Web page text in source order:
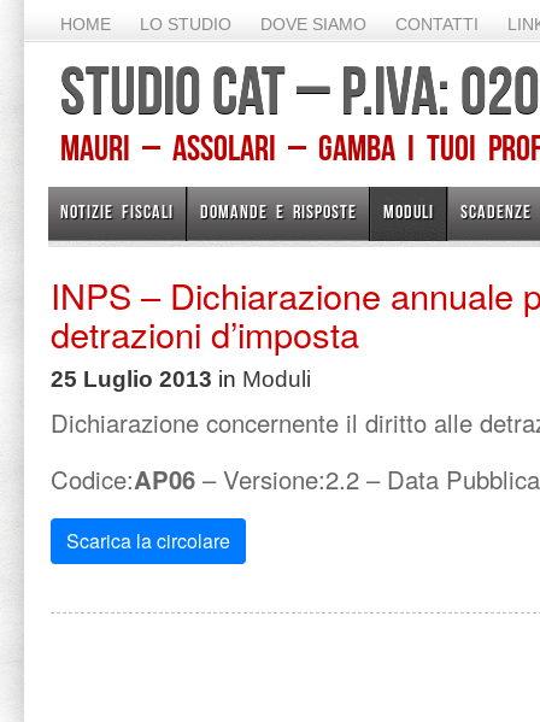
HOME LO STUDIO DOVE SIAMO CONTATTI
STUDIO CAT – P.IVA:
Mauri – Assolari – Gamba I TUOI
NOTIZIE FISCALI DOMANDE E RISPOSTE MODULI SCADENZE
INPS – Dichiarazione annuale
detrazioni d’imposta
25 Luglio 2013 in Moduli
Dichiarazione concernente il diritto alle
Codice:AP06 – Versione:2.2 – Data
Scarica la circolare